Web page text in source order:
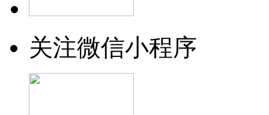
关注微信小程序